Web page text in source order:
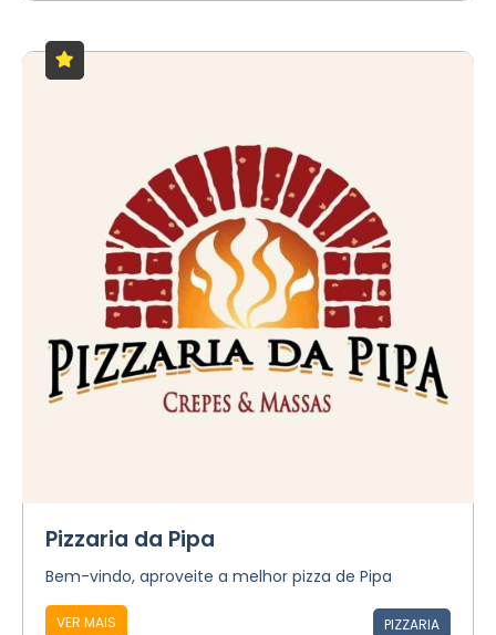
Pizzaria da Pipa
Bem-vindo, aproveite a melhor pizza de Pipa
VER MAIS PIZZARIA